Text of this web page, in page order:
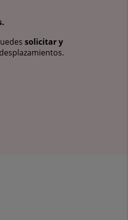
solicitar y